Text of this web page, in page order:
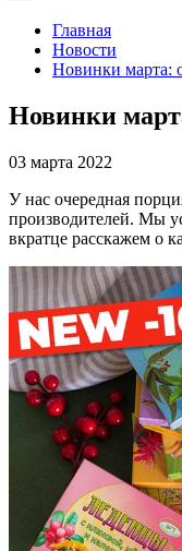
Главная
Новости
Новинки марта:
Новинки
03 марта 2022
У нас очередная
производителей. Мы
вкратце расскажем о